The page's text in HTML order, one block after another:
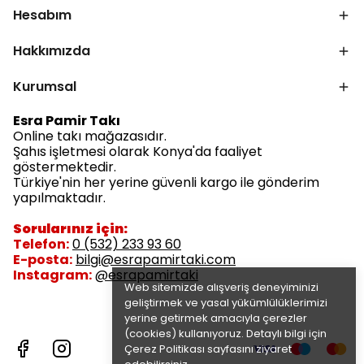
Web sitemizde alışveriş deneyiminizi
geliştirmek ve yasal yükümlülüklerimizi
yerine getirmek amacıyla çerezler
(cookies) kullanıyoruz. Detaylı bilgi için
Çerez Politikası sayfasını ziyaret
Hesabım
Hakkımızda
Kurumsal
Esra Pamir Takı
Online takı mağazasıdır.
Şahıs işletmesi olarak Konya'da faaliyet
göstermektedir.
Türkiye'nin her yerine güvenli kargo ile gönderim
yapılmaktadır.
Sorularınız için:
Telefon:0 (532) 233 93 60
E-posta: bilgi@esrapamirtaki.com
Instagram:@esrapamirtaki